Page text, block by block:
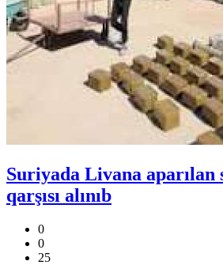
Suriyada Livana aparılan
qarşısı alınıb
0
0
25